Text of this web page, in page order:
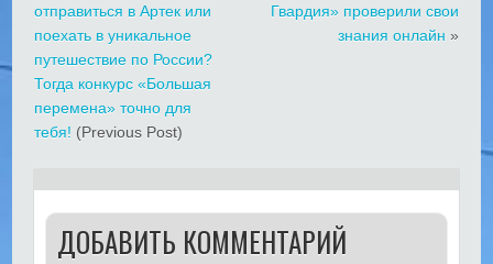
отправиться в Артек или
поехать в уникальное
путешествие по России?
Тогда конкурс «Большая
перемена» точно для
тебя! (Previous Post)
Гвардия» проверили свои
знания онлайн »
ДОБАВИТЬ КОММЕНТАРИЙ